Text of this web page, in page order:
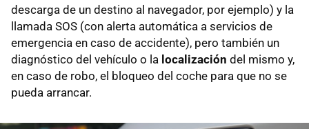
descarga de un destino al navegador, por ejemplo) y la
llamada SOS (con alerta automática a servicios de
emergencia en caso de accidente), pero también un
diagnóstico del vehículo o la localización del mismo y,
en caso de robo, el bloqueo del coche para que no se
pueda arrancar.